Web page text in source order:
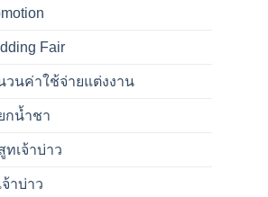
Fair
วนค่าใช้จ่ายแต่งงาน
กน้ำชา
ทเจ้าบ่าว
จ้าบ่าว